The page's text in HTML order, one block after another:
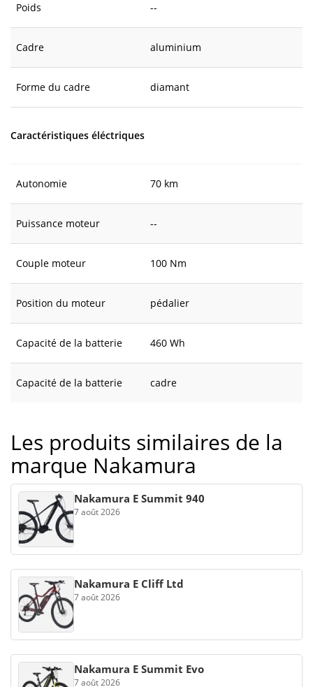
Poids --
Cadre aluminium
Forme du cadre diamant
Caractéristiques éléctriques
Autonomie 70 km
Puissance moteur --
Couple moteur 100 Nm
Position du moteur pédalier
Capacité de la batterie 460 Wh
Capacité de la batterie cadre
Les produits similaires de la
marque Nakamura
Nakamura E Summit 940
7 août 2026
Nakamura E Cliff Ltd
7 août 2026
Nakamura E Summit Evo
7 août 2026